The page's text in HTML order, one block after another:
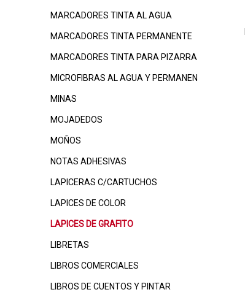
MARCADORES TINTA AL AGUA
MARCADORES TINTA PERMANENTE
MARCADORES TINTA PARA PIZARRA
MICROFIBRAS AL AGUA Y PERMANEN
MINAS
MOJADEDOS
MOÑOS
NOTAS ADHESIVAS
LAPICERAS C/CARTUCHOS
LAPICES DE COLOR
LAPICES DE GRAFITO
LIBRETAS
LIBROS COMERCIALES
LIBROS DE CUENTOS Y PINTAR